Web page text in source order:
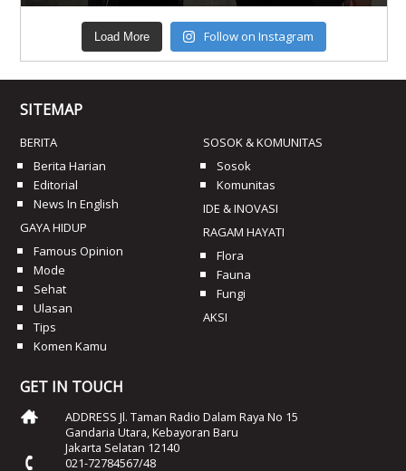
Load More Follow on Instagram
SITEMAP
BERITA
Berita Harian
Editorial
News In English
GAYA HIDUP
Famous Opinion
Mode
Sehat
Ulasan
Tips
Komen Kamu
SOSOK & KOMUNITAS
Sosok
Komunitas
IDE & INOVASI
RAGAM HAYATI
Flora
Fauna
Fungi
AKSI
GET IN TOUCH
ADDRESS Jl. Taman Radio Dalam Raya No 15
Gandaria Utara, Kebayoran Baru
Jakarta Selatan 12140
021-72784567/48